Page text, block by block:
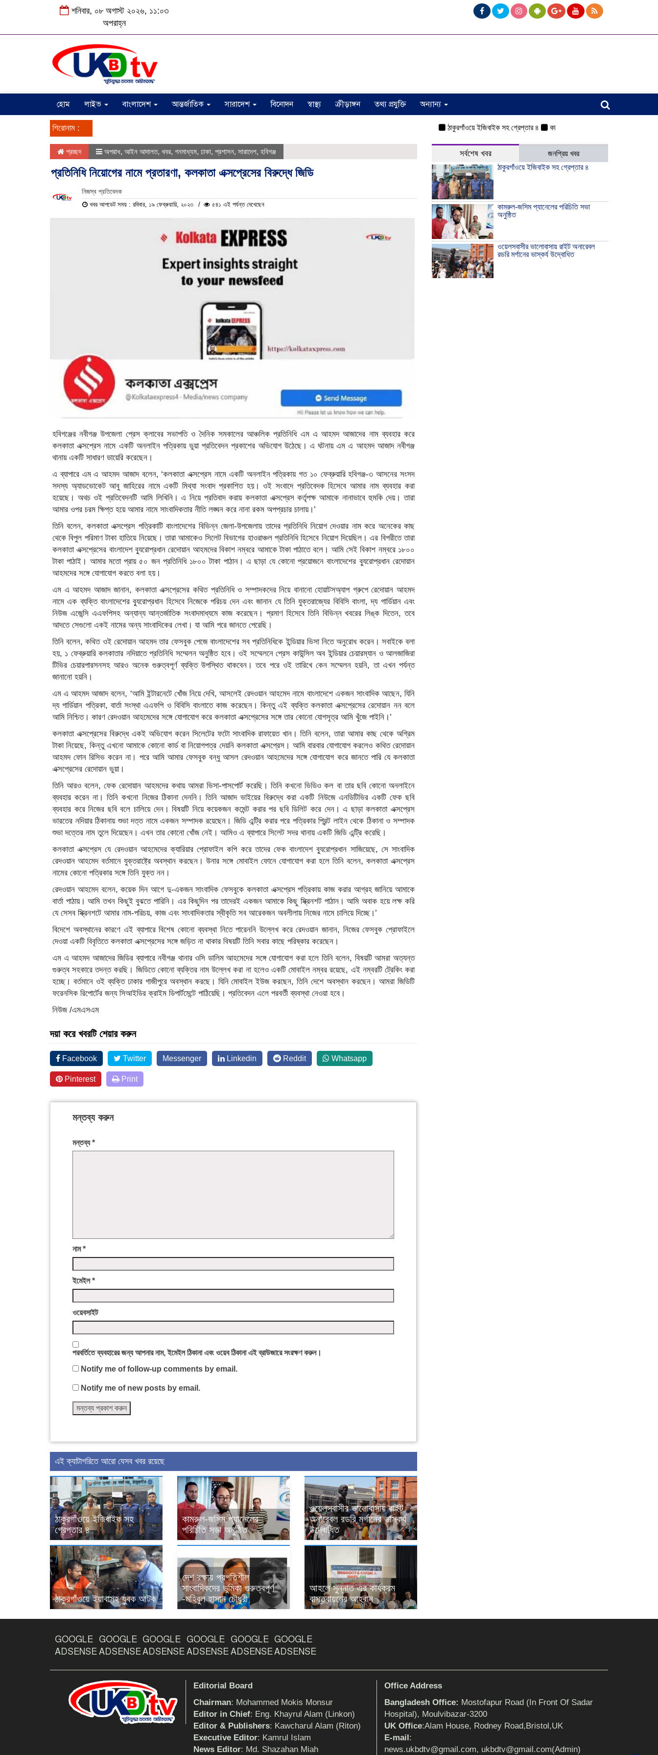
শনিবার, ০৮ অগাস্ট ২০২৬, ১১:০৩
অপরাহ্ন
হোম লাইভ বাংলাদেশ আন্তর্জাতিক সারাদেশ বিনোদন স্বাস্থ্য ক্রীড়াঙ্গন তথ্য প্রযুক্তি অন্যান্য
শিরোনাম : ঠাকুরগাঁওয়ে ইজিবাইক সহ গ্রেপ্তার ৪ কামরুল-জসিম প্যানেলের পরিচিতি সভা অনুষ্ঠিত
প্রচ্ছদ অপরাধ, আইন আদালত, খবর, গনমাধ্যম, ঢাকা, প্রশাসন, সারাদেশ, হবিগঞ্জ
প্রতিনিধি নিয়োগের নামে প্রতারণা, কলকাতা এক্সপ্রেসের বিরুদ্ধে জিডি
নিজস্ব প্রতিবেদক
খবর আপডেট সময় : রবিবার, ১৯ ফেব্রুয়ারি, ২০২৩ ৫৪১ এই পর্যন্ত দেখেছেন
হবিগঞ্জের নবীগঞ্জ উপজেলা প্রেস ক্লাবের সভাপতি ও দৈনিক সমকালের আঞ্চলিক প্রতিনিধি এম এ আহমদ আজাদের নাম ব্যবহার করে
কলকাতা এক্সপ্রেস নামে একটি অনলাইন পত্রিকায় ভুয়া প্রতিবেদন প্রকাশের অভিযোগ উঠেছে। এ ঘটনায় এম এ আহমদ আজাদ নবীগঞ্জ
থানায় একটি সাধারণ ডায়েরি করেছেন।
এ ব্যাপারে এম এ আহমদ আজাদ বলেন, ‘কলকাতা এক্সপ্রেস নামে একটি অনলাইন পত্রিকায় গত ১০ ফেব্রুয়ারি হবিগঞ্জ-৩ আসনের সংসদ
সদস্য অ্যাডভোকেট আবু জাহিরের নামে একটি মিথ্যা সংবাদ প্রকাশিত হয়। ওই সংবাদে প্রতিবেদক হিসেবে আমার নাম ব্যবহার করা
হয়েছে। অথচ ওই প্রতিবেদনটি আমি লিখিনি। এ নিয়ে প্রতিবাদ করায় কলকাতা এক্সপ্রেস কর্তৃপক্ষ আমাকে নানাভাবে হুমকি দেয়। তারা
আমার ওপর চরম ক্ষিপ্ত হয়ে আমার নামে সাংবাদিকতার নীতি লঙ্ঘন করে নানা রকম অপপ্রচার চালায়।’
তিনি বলেন, কলকাতা এক্সপ্রেস পত্রিকাটি বাংলাদেশের বিভিন্ন জেলা-উপজেলায় তাদের প্রতিনিধি নিয়োগ দেওয়ার নাম করে অনেকের কাছ
থেকে বিপুল পরিমাণ টাকা হাতিয়ে নিয়েছে। তারা আমাকেও সিলেট বিভাগের হাওরাঞ্চল প্রতিনিধি হিসেবে নিয়োগ দিয়েছিল। এর বিপরীতে তারা
কলকাতা এক্সপ্রেসের বাংলাদেশ ব্যুরোপ্রধান রেদোয়ান আহমদের বিকাশ নম্বরে আমাকে টাকা পাঠাতে বলে। আমি সেই বিকাশ নম্বরে ১৮০০
টাকা পাঠাই। আমার মতো প্রায় ৫০ জন প্রতিনিধি ১৮০০ টাকা পাঠান। এ ছাড়া যে কোনো প্রয়োজনে বাংলাদেশের ব্যুরোপ্রধান রেদোয়ান
আহমদের সঙ্গে যোগাযোগ করতে বলা হয়।
এম এ আহমদ আজাদ জানান, কলকাতা এক্সপ্রেসের কথিত প্রতিনিধি ও সম্পাদকদের নিয়ে বানানো হোয়াটসঅ্যাপ গ্রুপে রেদোয়ান আহমদ
নামে এক ব্যক্তি বাংলাদেশের ব্যুরোপ্রধান হিসেবে নিজেকে পরিচয় দেন এবং জানান যে তিনি যুক্তরাজ্যের বিবিসি বাংলা, দ্য গার্ডিয়ান এবং
নিউজ এজেন্সি এএফপিসহ অন্যান্য আন্তর্জাতিক সংবাদমাধ্যমে কাজ করেছেন। প্রমাণ হিসেবে তিনি বিভিন্ন খবরের লিঙ্ক দিতেন, তবে
আদতে সেগুলো একই নামের অন্য সাংবাদিকের লেখা। যা আমি পরে জানতে পেরেছি।
তিনি বলেন, কথিত ওই রেদোয়ান আহমদ তার ফেসবুক পেজে বাংলাদেশের সব প্রতিনিধিকে ইন্ডিয়ার ভিসা নিতে অনুরোধ করেন। সবাইকে বলা
হয়, ১ ফেব্রুয়ারি কলকাতার নদিয়াতে প্রতিনিধি সম্মেলন অনুষ্ঠিত হবে। ওই সম্মেলনে প্রেস কাউন্সিল অব ইন্ডিয়ার চেয়ারম্যান ও আলজাজিরা
টিভির চেয়ারপারসনসহ আরও অনেক গুরুত্বপূর্ণ ব্যক্তি উপস্থিত থাকবেন। তবে পরে ওই তারিখে কেন সম্মেলন হয়নি, তা এখন পর্যন্ত
জানানো হয়নি।
এম এ আহমদ আজাদ বলেন, ‘আমি ইন্টারনেটে খোঁজ নিয়ে দেখি, আসলেই রেদওয়ান আহমেদ নামে বাংলাদেশে একজন সাংবাদিক আছেন, যিনি
দ্য গার্ডিয়ান পত্রিকা, বার্তা সংস্থা এএফপি ও বিবিসি বাংলাতে কাজ করেছেন। কিন্তু এই ব্যক্তি কলকাতা এক্সপ্রেসের রেদোয়ান নন বলে
আমি নিশ্চিত। কারণ রেদওয়ান আহমেদের সঙ্গে যোগাযোগ করে কলকাতা এক্সপ্রেসের সঙ্গে তার কোনো যোগসূত্র আমি খুঁজে পাইনি।’
কলকাতা এক্সপ্রেসের বিরুদ্ধে একই অভিযোগ করেন সিলেটের ফটো সাংবাদিক রাফায়েত খান। তিনি বলেন, তারা আমার কাছ থেকে অগ্রিম
টাকা নিয়েছে, কিন্তু এখনো আমাকে কোনো কার্ড বা নিয়োগপত্র দেয়নি কলকাতা এক্সপ্রেস। আমি বারবার যোগাযোগ করলেও কথিত রেদোয়ান
আহমদ ফোন রিসিভ করেন না। পরে আমি আমার ফেসবুক বন্ধু আসল রেদওয়ান আহমেদের সঙ্গে যোগাযোগ করে জানতে পারি যে কলকাতা
এক্সপ্রেসের রেদোয়ান ভুয়া।
তিনি আরও বলেন, ফেক রেদোয়ান আহমদের কথায় আমরা ভিসা-পাসপোর্ট করেছি। তিনি কখনো ভিডিও কল বা তার ছবি কোনো অনলাইনে
ব্যবহার করেন না। তিনি কখনো নিজের ঠিকানা দেননি। তিনি আজাদ ভাইয়ের বিরুদ্ধে করা একটি নিউজে এনডিটিভির একটি ফেক ছবি
ব্যবহার করে নিজের ছবি বলে চালিয়ে দেন। বিষয়টি নিয়ে কয়েকজন কমেন্ট করার পর ছবি ডিলিট করে দেন। এ ছাড়া কলকাতা এক্সপ্রেস
ভারতের নদিয়ার ঠিকানায় শুভা দত্ত নামে একজন সম্পাদক রয়েছেন। জিডি এন্ট্রি করার পরে পত্রিকার প্রিন্ট লাইন থেকে ঠিকানা ও সম্পাদক
শুভা দত্তের নাম তুলে দিয়েছেন। এখন তার কোনো খোঁজ নেই। আমিও এ ব্যাপারে সিলেট সদর থানায় একটি জিডি এন্ট্রি করেছি।
কলকাতা এক্সপ্রেস যে রেদওয়ান আহমেদের ক্যারিয়ার প্রোফাইল কপি করে তাদের ফেক বাংলাদেশ ব্যুরোপ্রধান সাজিয়েছে, সে সাংবাদিক
রেদওয়ান আহমেদ বর্তমানে যুক্তরাষ্ট্রে অবস্থান করছেন। উনার সঙ্গে মোবাইল ফোনে যোগাযোগ করা হলে তিনি বলেন, কলকাতা এক্সপ্রেস
নামের কোনো পত্রিকার সঙ্গে তিনি যুক্ত নন।
রেদওয়ান আহমেদ বলেন, কয়েক দিন আগে দু-একজন সাংবাদিক ফেসবুকে কলকাতা এক্সপ্রেস পত্রিকায় কাজ করার আগ্রহ জানিয়ে আমাকে
বার্তা পাঠায়। আমি তখন কিছুই বুঝতে পারিনি। এর কিছুদিন পর তাদেরই একজন আমাকে কিছু স্ক্রিনশট পাঠান। আমি অবাক হয়ে লক্ষ করি
যে সেসব স্ক্রিনশটে আমার নাম-পরিচয়, কাজ এবং সাংবাদিকতার স্বীকৃতি সব আরেকজন অবলীলায় নিজের নামে চালিয়ে দিচ্ছে।’
বিদেশে অবস্থানের কারণে এই ব্যাপারে বিশেষ কোনো ব্যবস্থা নিতে পারেননি উল্লেখ করে রেদওয়ান জানান, নিজের ফেসবুক প্রোফাইলে
দেওয়া একটি বিবৃতিতে কলকাতা এক্সপ্রেসের সঙ্গে জড়িত না থাকার বিষয়টি তিনি সবার কাছে পরিষ্কার করেছেন।
এম এ আহমদ আজাদের জিডির ব্যাপারে নবীগঞ্জ থানার ওসি ডালিম আহমেদের সঙ্গে যোগাযোগ করা হলে তিনি বলেন, বিষয়টি আমরা অত্যন্ত
গুরুত্ব সহকারে তদন্ত করছি। জিডিতে কোনো ব্যক্তির নাম উল্লেখ করা না হলেও একটি মোবাইল নম্বর রয়েছে, এই নম্বরটি ট্রেকিং করা
হচ্ছে। বর্তমানে ওই ব্যক্তি ঢাকার গাজীপুরে অবস্থান করছে। যিনি মোবাইল ইউজ করছেন, তিনি দেশে অবস্থান করছেন। আমরা জিডিটি
ফরেনসিক রিপোর্টের জন্য সিআইডির ক্রাইম ডিপার্টমেন্টে পাঠিয়েছি। প্রতিবেদন এলে পরবর্তী ব্যবস্থা নেওয়া হবে।
নিউজ /এমএসএম
দয়া করে খবরটি শেয়ার করুন
Facebook Twitter Messenger Linkedin Reddit Whatsapp
Pinterest Print
মন্তব্য করুন
মন্তব্য*
নাম*
ইমেইল*
ওয়েবসাইট
পরবর্তিতে ব্যবহারের জন্য আপনার নাম, ইমেইল ঠিকানা এবং ওয়েব ঠিকানা এই ব্রাউজারে সংরক্ষণ করুন।
Notify me of follow-up comments by email.
Notify me of new posts by email.
এই ক্যাটাগরিতে আরো যেসব খবর রয়েছে
ঠাকুরগাঁওয়ে ইজিবাইক সহ
গ্রেপ্তার ৪
কামরুল-জসিম প্যানেলের
পরিচিতি সভা অনুষ্ঠিত
ওয়েলসবাসীর ভালোবাসায় রাইট
অনারেবল রডরি মর্গানের ভাস্কর্য
উদ্বোধিত
ঠাকুরগাঁওয়ে ইয়াবাসহ যুবক আটক
দেশ রক্ষায় প্রগতিশীল
সাংবাদিকদের ভুমিকা গুরুত্বপূর্ণ
-মহিবুল হাসান চৌধুরী
আহলে সুন্নাত এর কার্যক্রম
বাস্তবায়নের আহ্বান
সর্বশেষ খবর
জনপ্রিয় খবর
ঠাকুরগাঁওয়ে ইজিবাইক সহ গ্রেপ্তার ৪
কামরুল-জসিম প্যানেলের পরিচিতি সভা
অনুষ্ঠিত
ওয়েলসবাসীর ভালোবাসায় রাইট অনারেবল
রডরি মর্গানের ভাস্কর্য উদ্বোধিত
GOOGLE
ADSENSE
GOOGLE
ADSENSE
GOOGLE
ADSENSE
GOOGLE
ADSENSE
GOOGLE
ADSENSE
GOOGLE
ADSENSE
Editorial Board
Chairman: Mohammed Mokis Monsur
Editor in Chief: Eng. Khayrul Alam (Linkon)
Editor & Publishers: Kawcharul Alam (Riton)
Executive Editor: Kamrul Islam
News Editor: Md. Shazahan Miah
Office Address
Bangladesh Office: Mostofapur Road (In Front Of Sadar
Hospital), Moulvibazar-3200
UK Office:Alam House, Rodney Road,Bristol,UK
E-mail:
news.ukbdtv@gmail.com, ukbdtv@gmail.com(Admin)